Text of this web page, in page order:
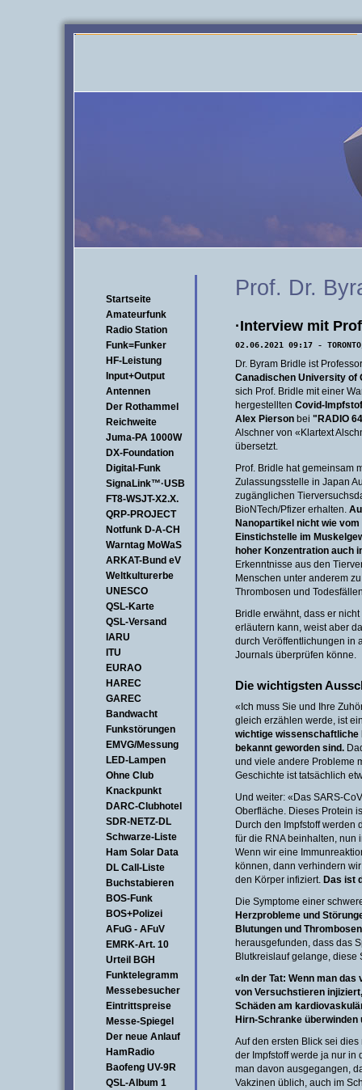
Startseite
Amateurfunk
Radio Station
Funk=Funker
HF-Leistung
Input+Output
Antennen
Der Rothammel
Reichweite
Juma-PA 1000W
DX-Foundation
Digital-Funk
SignaLink™·USB
FT8-WSJT-X2.X.
QRP-PROJECT
Notfunk D-A-CH
Warntag MoWaS
ARKAT-Bund eV
Weltkulturerbe
UNESCO
QSL-Karte
QSL-Versand
IARU
ITU
EURAO
HAREC
GAREC
Bandwacht
Funkstörungen
EMVG/Messung
LED-Lampen
Ohne Club
Knackpunkt
DARC-Clubhotel
SDR-NETZ-DL
Schwarze-Liste
Ham Solar Data
DL Call-Liste
Buchstabieren
BOS-Funk
BOS+Polizei
AFuG - AFuV
EMRK-Art. 10
Urteil BGH
Funktelegramm
Messebesucher
Eintrittspreise
Messe-Spiegel
Der neue Anlauf
HamRadio
Baofeng UV-9R
QSL-Album 1
Prof. Dr.
·Interview mit
02.06.2021 09:17 -
Dr. Byram Bridle ist
Canadischen University of
sich Prof. Bridle mit einer
hergestellten Covid-
Alex Pierson bei "RADIO
Alschner von «Klartext
übersetzt.
Prof. Bridle hat gemeinsam
Zulassungsstelle in Japan
zugänglichen
BioNTech/Pfizer erhalten.
Nanopartikel nicht wie
Einstichstelle im
hoher Konzentration auch
Erkenntnisse aus den
Menschen unter anderem
Thrombosen und
Bridle erwähnt, dass er
erläutern kann, weist aber
durch Veröffentlichungen in
Journals überprüfen könne.
Die wichtigsten
«Ich muss Sie und Ihre
gleich erzählen werde, ist
wichtige wissenschaftliche
bekannt geworden sind.
und viele andere Probleme
Geschichte ist tatsächlich
Und weiter: «Das SARS-
Oberfläche. Dieses Protein
Durch den Impfstoff
für die RNA beinhalten, nun
Wenn wir eine
können, dann verhindern
den Körper infiziert. Das ist
Die Symptome einer
Herzprobleme und
Blutungen und
herausgefunden, dass das
Blutkreislauf gelange, diese
«In der Tat: Wenn man
von Versuchstieren
Schäden am
Hirn-Schranke
Auf den ersten Blick sei
der Impfstoff werde ja nur in
man davon ausgegangen,
Vakzinen üblich, auch im